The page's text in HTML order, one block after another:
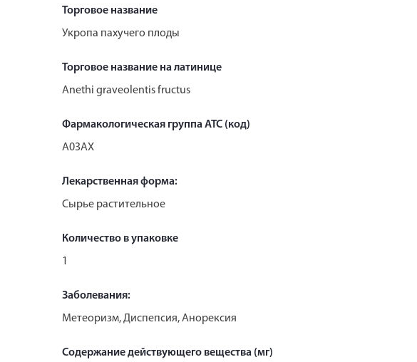
Торговое название
Укропа пахучего плоды
Торговое название на латинице
Anethi graveolentis fructus
Фармакологическая группа АТС (код)
A03AX
Лекарственная форма:
Сырье растительное
Количество в упаковке
1
Заболевания:
Метеоризм, Диспепсия, Анорексия
Содержание действующего вещества (мг)